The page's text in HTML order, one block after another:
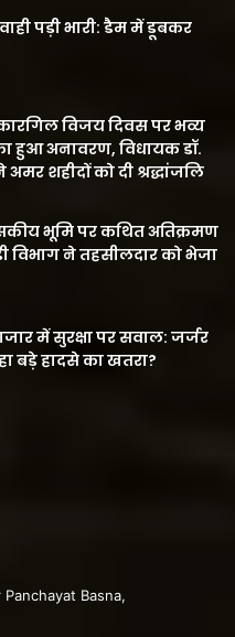
पड़ी भारी: डैम में डूबकर
विजय दिवस पर भव्य
हुआ अनावरण, विधायक डॉ.
शहीदों को दी श्रद्धांजलि
भूमि पर कथित अतिक्रमण
विभाग ने तहसीलदार को भेजा
में सुरक्षा पर सवाल: जर्जर
बड़े हादसे का खतरा?
Basna,